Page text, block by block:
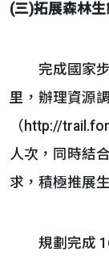
(三)拓展森林
完成國家步
里，辦理資源
（http://
人次，同時結
求，積極推展
規劃完成 16